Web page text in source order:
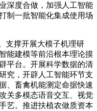
深度合做，加强人工智能
制一批智能化集成使用场
撑开展大模子机理研
能建模等前沿根本理论摸
平台。开展科学数据的清
究，开辟人工智能环节支
、畜禽机能测定命据快速
关多模态语音交互、视觉
艺。推进扶植农做质资本